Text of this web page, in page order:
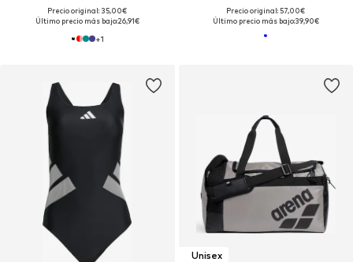
Precio original: 35,00€
Último precio más bajo:26,91€
+1
Precio original: 57,00€
Último precio más bajo:39,90€
Unisex